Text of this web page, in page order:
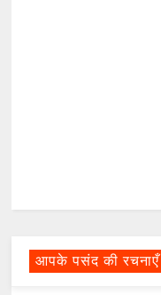
आपके पसंद की रचनाएँ